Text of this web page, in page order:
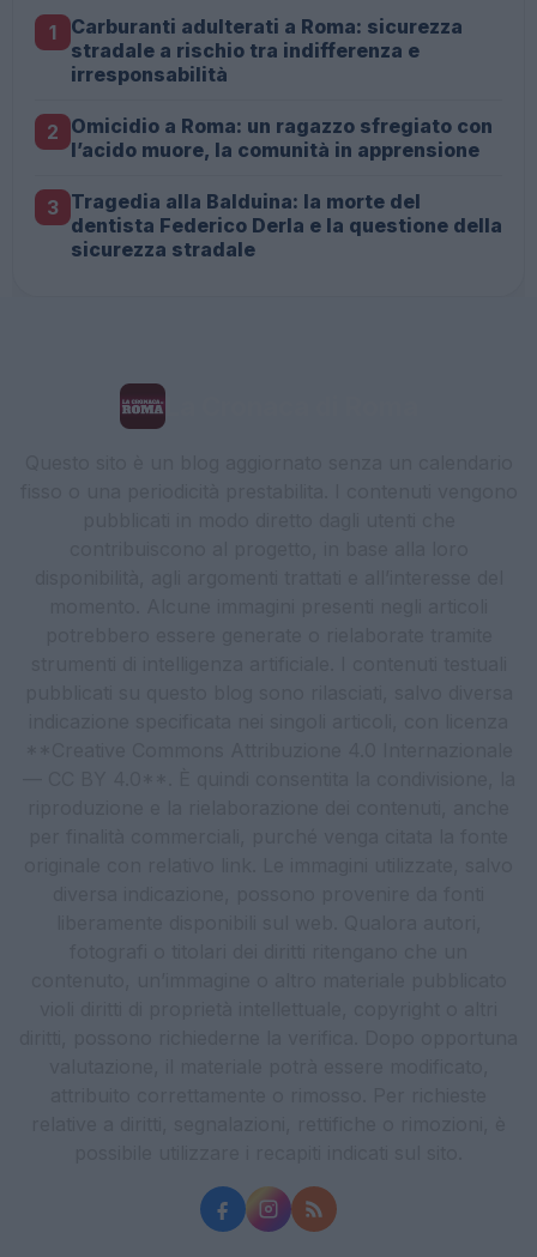
1
Carburanti adulterati a Roma: sicurezza
stradale a rischio tra indifferenza e
irresponsabilità
2 Omicidio a Roma: un ragazzo sfregiato con
l’acido muore, la comunità in apprensione
3 Tragedia alla Balduina: la morte del
dentista Federico Derla e la questione della
sicurezza stradale